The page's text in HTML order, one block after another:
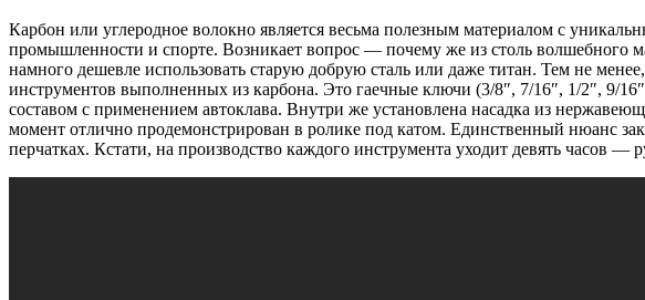
Карбон или углеродное волокно является весьма полезным материалом с
промышленности и спорте. Возникает вопрос — почему же из столь волшебного
намного дешевле использовать старую добрую сталь или даже титан. Тем не
инструментов выполненных из карбона. Это гаечные ключи (3/8″, 7/16″, 1/2″, 9/
составом с применением автоклава. Внутри же установлена насадка из
момент отлично продемонстрирован в ролике под катом. Единственный нюанс
перчатках. Кстати, на производство каждого инструмента уходит девять часов —